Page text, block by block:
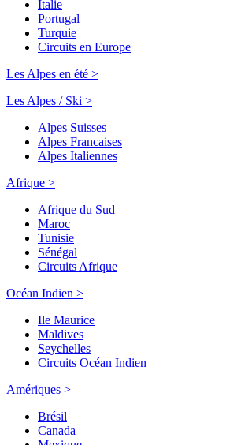
Italie
Portugal
Turquie
Circuits en Europe
Les Alpes en été >
Les Alpes / Ski >
Alpes Suisses
Alpes Francaises
Alpes Italiennes
Afrique >
Afrique du Sud
Maroc
Tunisie
Sénégal
Circuits Afrique
Océan Indien >
Ile Maurice
Maldives
Seychelles
Circuits Océan Indien
Amériques >
Brésil
Canada